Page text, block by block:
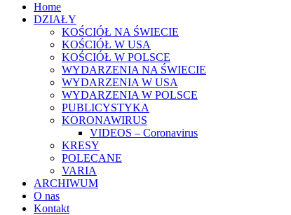
Home
DZIAŁY
KOŚCIÓŁ NA ŚWIECIE
KOŚCIÓŁ W USA
KOŚCIÓŁ W POLSCE
WYDARZENIA NA ŚWIECIE
WYDARZENIA W USA
WYDARZENIA W POLSCE
PUBLICYSTYKA
KORONAWIRUS
VIDEOS – Coronavirus
KRESY
POLECANE
VARIA
ARCHIWUM
O nas
Kontakt